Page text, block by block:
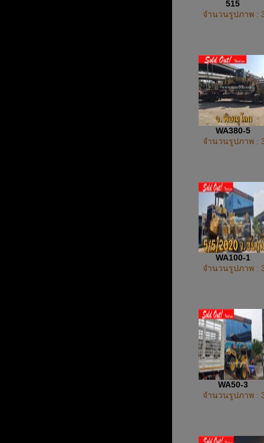
515
จำนวนรูปภาพ :
WA380-5
จำนวนรูปภาพ :
WA100-1
จำนวนรูปภาพ :
WA50-3
จำนวนรูปภาพ :